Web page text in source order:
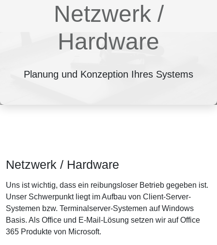
Netzwerk /
Hardware
Planung und Konzeption Ihres Systems
Netzwerk / Hardware
Uns ist wichtig, dass ein reibungsloser Betrieb gegeben ist.
Unser Schwerpunkt liegt im Aufbau von Client-Server-
Systemen bzw. Terminalserver-Systemen auf Windows
Basis. Als Office und E-Mail-Lösung setzen wir auf Office
365 Produkte von Microsoft.